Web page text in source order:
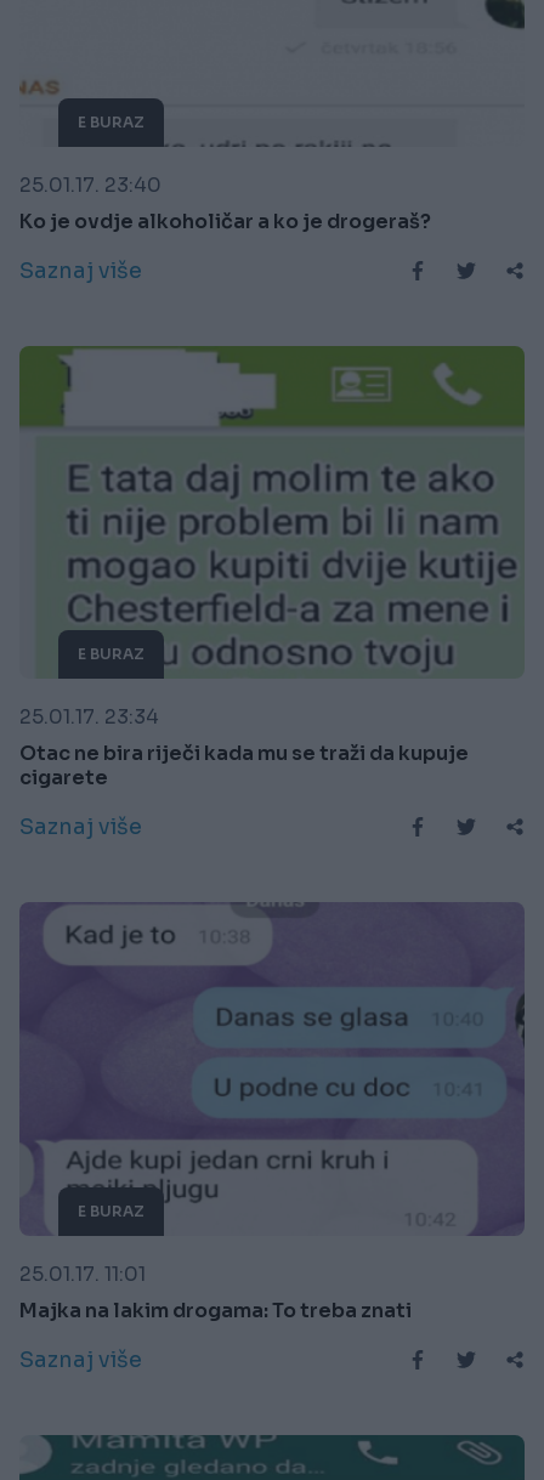
E BURAZ
25.01.17. 23:40
Ko je ovdje alkoholičar a ko je drogeraš?
Saznaj više
E BURAZ
25.01.17. 23:34
Otac ne bira riječi kada mu se traži da kupuje
cigarete
Saznaj više
E BURAZ
25.01.17. 11:01
Majka na lakim drogama: To treba znati
Saznaj više